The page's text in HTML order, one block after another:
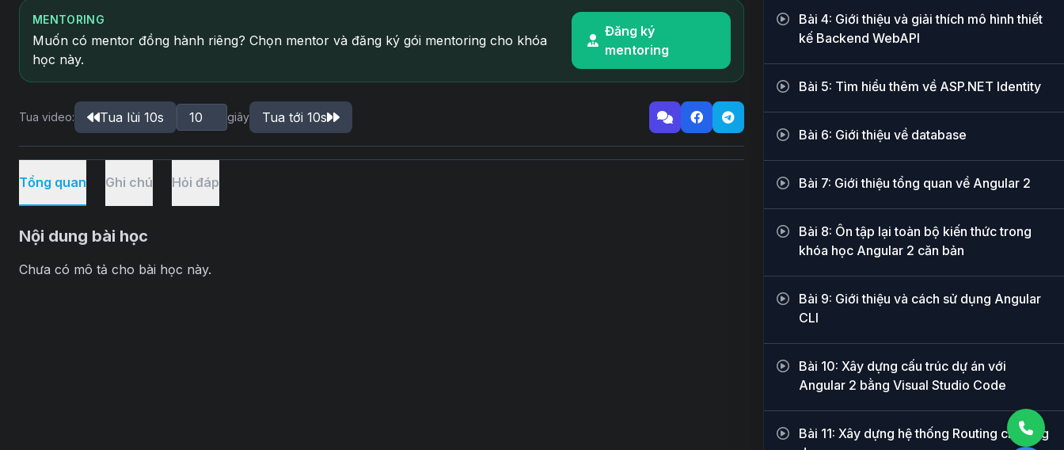
MENTORING
Muốn có mentor đồng hành riêng? Chọn mentor và đăng ký gói mentoring cho khóa
học này.
Đăng ký
mentoring
Tua video: Tua lùi 10s giây Tua tới 10s
Tổng quan Ghi chú Hỏi đáp
Nội dung bài học
Chưa có mô tả cho bài học này.
Bài 4: Giới thiệu và giải thích mô hình thiết
kế Backend WebAPI
Bài 5: Tìm hiểu thêm về ASP.NET Identity
Bài 6: Giới thiệu về database
Bài 7: Giới thiệu tổng quan về Angular 2
Bài 8: Ôn tập lại toàn bộ kiến thức trong
khóa học Angular 2 căn bản
Bài 9: Giới thiệu và cách sử dụng Angular
CLI
Bài 10: Xây dựng cấu trúc dự án với
Angular 2 bằng Visual Studio Code
Bài 11: Xây dựng hệ thống Routing cho ứng